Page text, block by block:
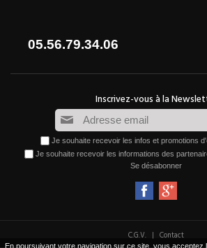
05.56.79.34.06
Je souhaite recevoir les infos et promotions
Je souhaite recevoir les informations des
Se désabonner
C.G.V. | Contact
En poursuivant votre navigation sur ce site, vous acceptez